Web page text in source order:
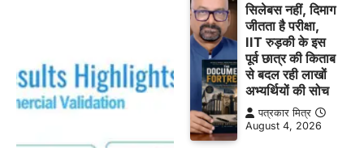
सिलेबस नहीं, दिमाग
जीतता है परीक्षा,
IIT रुड़की के इस
पूर्व छात्र की किताब
से बदल रही लाखों
अभ्यर्थियों की सोच
पत्रकार मित्र
August 4, 2026